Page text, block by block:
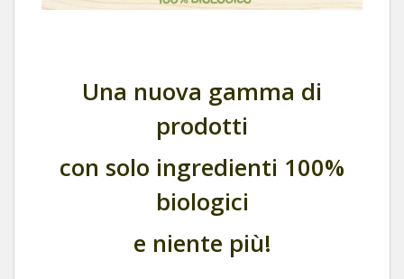
Una nuova gamma di
prodotti
con solo ingredienti 100%
biologici
e niente più!